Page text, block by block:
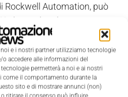
e i nostri partner utilizziamo tecnologie
accedere alle informazioni del
permetterà a noi e ai nostri
come il comportamento durante la
sito e di mostrare annunci (non)
Rockwell Automation, può
base al ruolo e a
all'interno di una
quando vengono
ThinManager,